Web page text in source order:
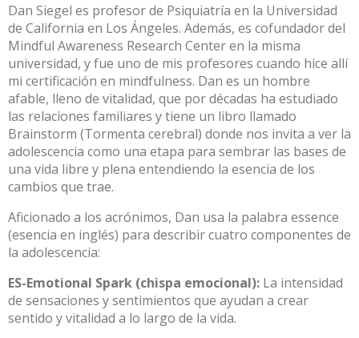
Dan Siegel es profesor de Psiquiatría en la Universidad
de California en Los Ángeles. Además, es cofundador del
Mindful Awareness Research Center en la misma
universidad, y fue uno de mis profesores cuando hice allí
mi certificación en mindfulness. Dan es un hombre
afable, lleno de vitalidad, que por décadas ha estudiado
las relaciones familiares y tiene un libro llamado
Brainstorm (Tormenta cerebral) donde nos invita a ver la
adolescencia como una etapa para sembrar las bases de
una vida libre y plena entendiendo la esencia de los
cambios que trae.
Aficionado a los acrónimos, Dan usa la palabra essence
(esencia en inglés) para describir cuatro componentes de
la adolescencia:
ES-Emotional Spark (chispa emocional): La intensidad
de sensaciones y sentimientos que ayudan a crear
sentido y vitalidad a lo largo de la vida.